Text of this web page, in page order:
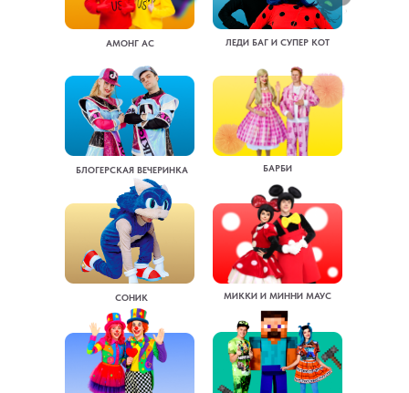
АМОНГ АС
МИККИ И МИННИ МАУС
ЛЕДИ БАГ И СУПЕР КОТ
БАРБИ
БЛОГЕРСКАЯ ВЕЧЕРИНКА
СОНИК